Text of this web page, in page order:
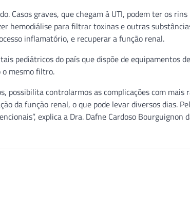
Casos graves, que chegam à UTI, podem ter os
hemodiálise para filtrar toxinas e outras
inflamatório, e recuperar a função renal.
pediátricos do país que dispõe de equipamentos
mesmo filtro.
possibilita controlarmos as complicações com mais
da função renal, o que pode levar diversos dias.
explica a Dra. Dafne Cardoso Bourguignon